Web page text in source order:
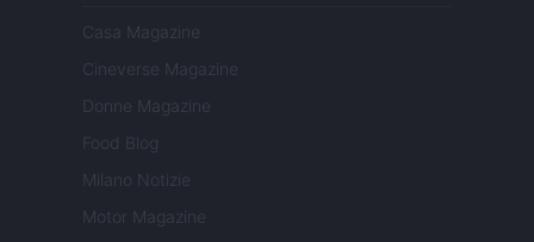
Casa Magazine
Cineverse Magazine
Donne Magazine
Food Blog
Milano Notizie
Motor Magazine